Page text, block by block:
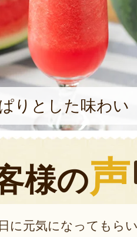
りとした味わい
様の声
に元気になってもら